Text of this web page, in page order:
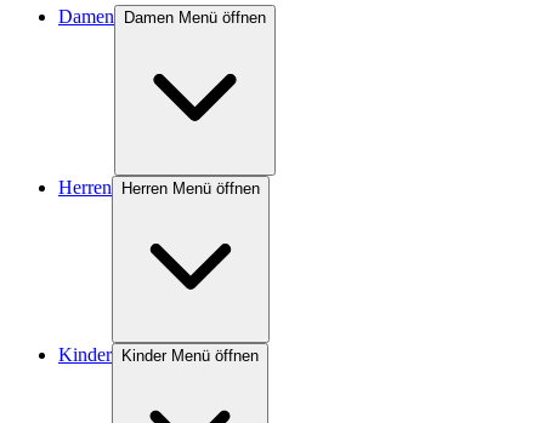
Damen Damen Menü öffnen
Herren Herren Menü öffnen
Kinder Kinder Menü öffnen